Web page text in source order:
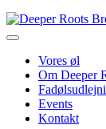
Vores øl
Om Deeper
Events
Kontakt